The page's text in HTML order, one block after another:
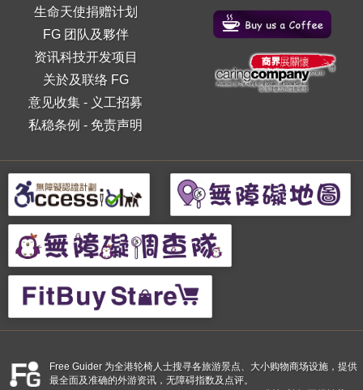
生命天使捐赠计划
FG 团队及夥伴
资讯科技开发项目
关於及联络 FG
意见收集 - 义工招募
私稳条例 - 免责声明
Free Guider 为全港轮椅人士搜寻各旅游景点、大小购物商场设施，提供
最全面及准确的外游资讯，无障碍指数及点评。